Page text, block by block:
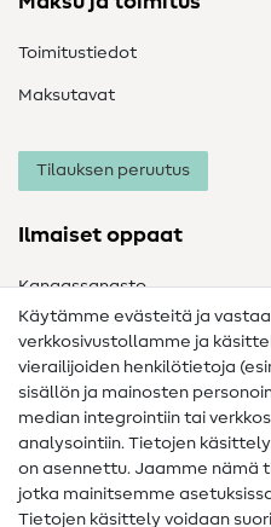
Toimitustiedot
Maksutavat
Tilauksen peruutus
Ilmaiset oppaat
Kangassanasto
Ompelusanasto
Ompeluohjeet
Apua ja yhteystiedot
Yhteystiedot
Tietoa omistajanvaihdoksesta
Käytämme evästeitä ja
verkkosivustollamme ja
vierailijoiden henkilötietoja
sisällön ja mainosten
median integrointiin tai
analysointiin. Tietojen
on asennettu. Jaamme nämä
jotka mainitsemme
Tietojen käsittely voidaan